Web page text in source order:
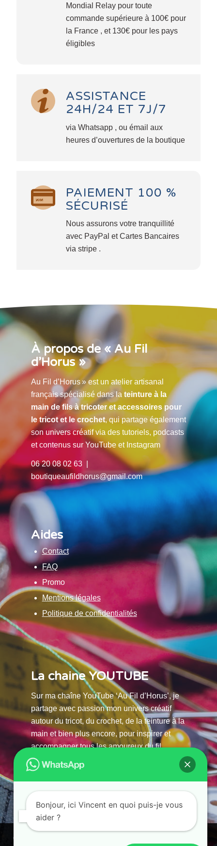
Mondial Relay pour toute
commande supérieure à 100€ pour
la France , et 130€ pour les pays
éligibles
ASSISTANCE
24H/24 ET 7J/7
via Whatsapp , ou émail aux
heures d’ouvertures de la boutique
PAIEMENT 100 %
SÉCURISÉ
Nous assurons votre tranquillité
avec PayPal et Cartes Bancaires
via stripe .
À propos de « Au Fil
d’Horus »
Au Fil d’Horus » est un atelier artisanal
français spécialisé dans la teinture à la
main de fils à tricoter et accessoires pour
le tricot et le crochet, qui partage également
son univers créatif via des tutoriels, podcasts
et contenus sur YouTube et Instagram
06 20 08 02 63 |
boutiqueaufildhorus@gmail.com
Aides
Contact
FAQ
Promo
Mentions légales
Politique de confidentialités
La chaine YOUTUBE
Sur ma chaîne YouTube ‘Au Fil d’Horus’, je
partage avec passion mon univers créatif
autour du tricot, du crochet, de la teinture à la
main et bien plus encore, pour inspirer et
accompagner tous les amoureux du fil.
© 2025 AU FILS D’HORUS| All Rights Reserved |
Ce site utilise des cookies. En continuant à parcourir ce site, vous
Bonjour, ici Vincent en quoi puis-je vous
aider ?